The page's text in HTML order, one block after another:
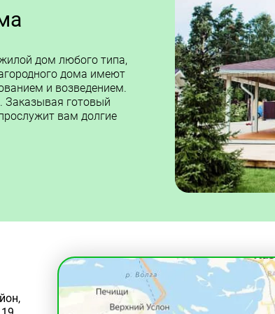
дом любого типа,
дома имеют
и возведением.
Заказывая готовый
вам долгие